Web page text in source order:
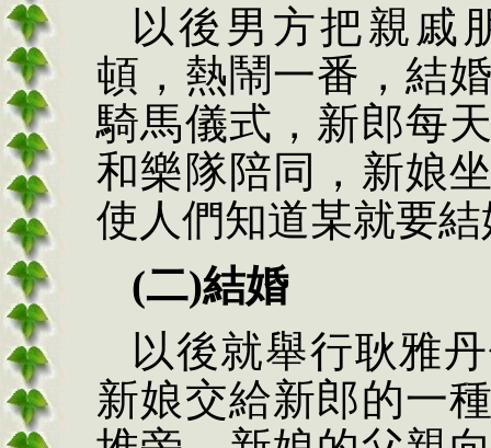
以後男方把親戚
頓，熱鬧一番，結
騎馬儀式，新郎每
和樂隊陪同，新娘
使人們知道某就要
(二)結婚
以後就舉行耿雅
新娘交給新郎的一